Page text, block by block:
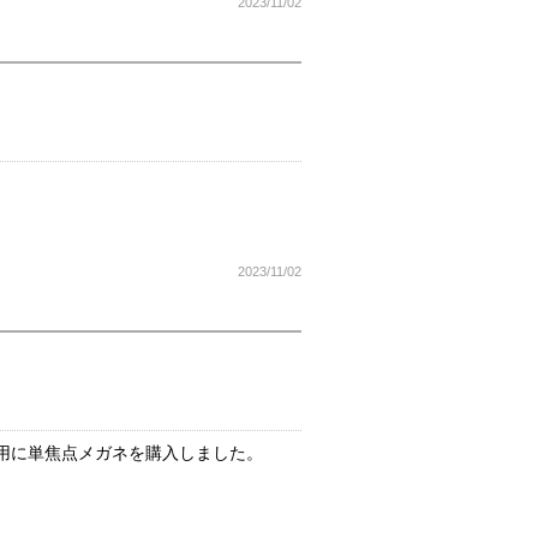
2023/11/02
単焦点メガネを購入しました。